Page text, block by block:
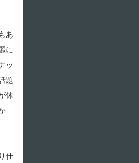
あ
に
ッ
題
休
仕